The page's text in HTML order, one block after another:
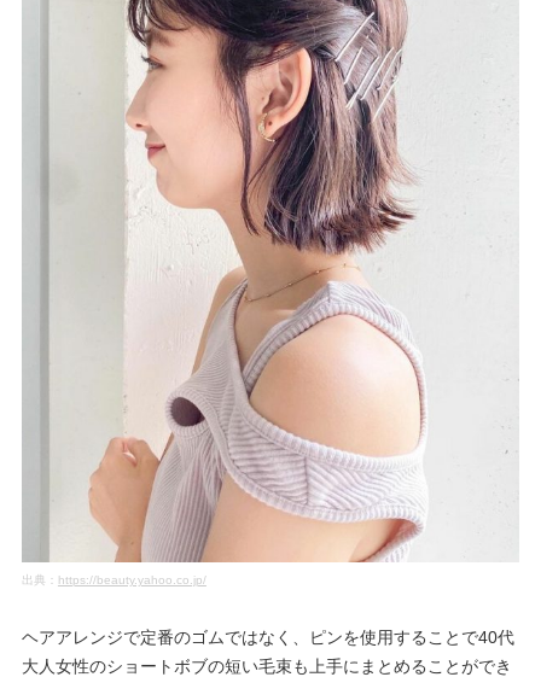
出典： https://beauty.yahoo.co.jp/
ヘアアレンジで定番のゴムではなく、ピンを使用することで40代
大人女性のショートボブの短い毛束も上手にまとめることができ